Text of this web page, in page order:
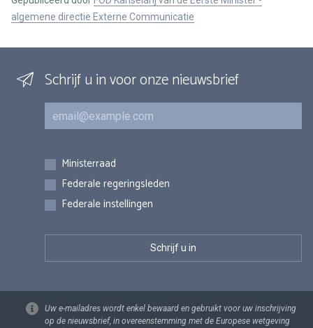
algemene directie Externe Communicatie
Schrijf u in voor onze nieuwsbrief
E-mail
Inschrijvingen
Ministerraad
Federale regeringsleden
Federale instellingen
Uw e-mailadres wordt enkel bewaard en gebruikt voor uw inschrijving
op de nieuwsbrief, in overeenstemming met de Europese wetgeving